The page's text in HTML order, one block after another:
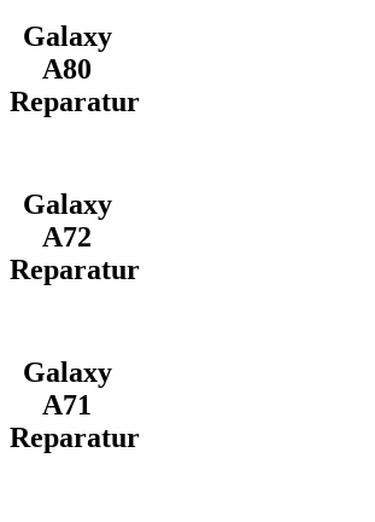
Galaxy
A80
Reparatur
Galaxy
A72
Reparatur
Galaxy
A71
Reparatur